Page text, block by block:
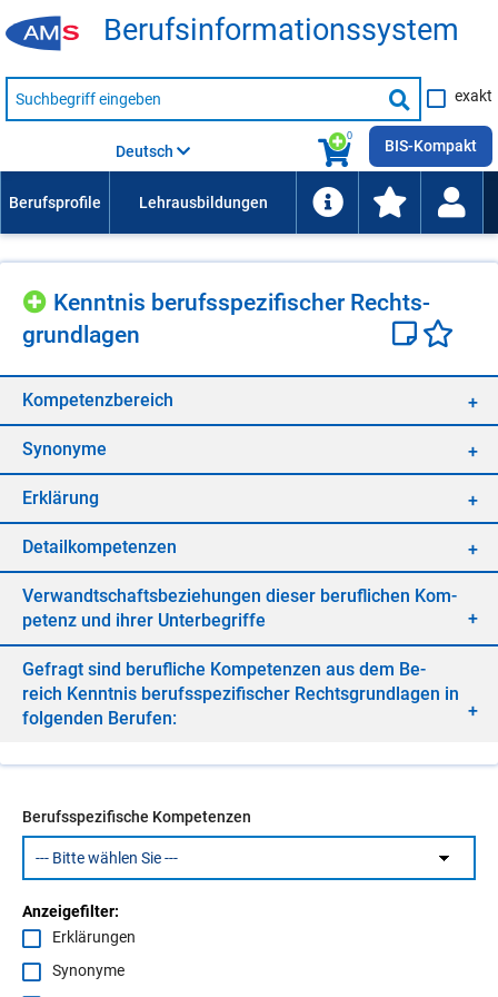
Be­rufs­in­for­ma­ti­ons­sys­tem
Suche
nach
Suche
starten
exakt
0
Deutsch BIS-Kompakt
Kennt­nis be­rufs­spe­zi­fi­scher Rechts­
grund­la­gen
Kom­pe­tenz­be­reich
Syn­ony­me
Er­klä­rung
De­tail­kom­pe­ten­zen
Ver­wandt­schafts­be­zie­hun­gen die­ser be­ruf­li­chen Kom­
pe­tenz und ih­rer Un­ter­be­grif­fe
Ge­fragt sind be­ruf­li­che Kom­pe­ten­zen aus dem Be­
reich Kennt­nis be­rufs­spe­zi­fi­scher Rechts­grund­la­gen in
fol­gen­den Be­ru­fen:
Berufsspezifische Kompetenzen
Anzeigefilter:
Erklärungen
Synonyme